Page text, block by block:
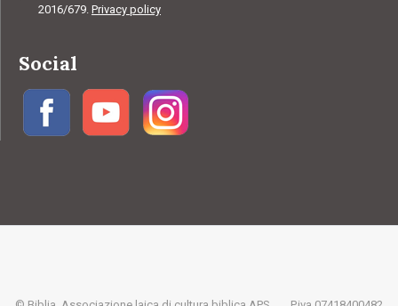
2016/679. Privacy policy
Social